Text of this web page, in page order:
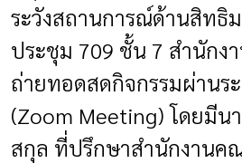
ระวังสถานการณ์ด้านสิท
ประชุม 709 ชั้น 7 สำนักง
ถ่ายทอดสดกิจกรรมผ่านร
(Zoom Meeting) โดยมี
สกุล ที่ปรึกษาสำนักงานค